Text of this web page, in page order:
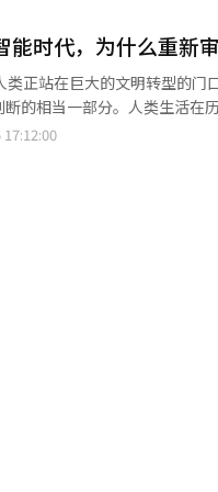
而言，未来更为重要的是善
更加灵活的全球化战略。 【
当前无限扩展AI基础设施的趋势发出了警示。 前首尔
）崔基勇表示：“这篇论文具
。” 不过，他指出对136.5倍这一数据的解读需要谨慎。崔教授表示：“为了更好
问题，不得不使用AI代理，
需的能量远高于简单聊天。” 作为替代方案，他提出了硬件
大强国（G3）”及其大胆的政策支持方向。 论坛还将
与阿尔法狗进行历史性对弈的
未来共存的方向及人类独特创造力的深刻见解。
素英将以《展望全球AI基础设
在全球舞台上提升竞争力所需的核心AI生态系
能时代，为什么重新
类正站在巨大的文明转型的门
断的相当一部分。人类生活在
却在削弱；技术在进步，但人